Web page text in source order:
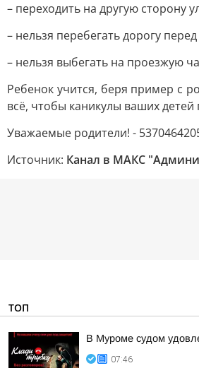
– переходить на другую
– нельзя перебегать дорогу
– нельзя выбегать на проезжую
Ребенок учится, беря пример с
всё, чтобы каникулы ваших
Уважаемые родители! -
Источник: Канал в МАКС
ТОП
В Муроме судом
07:46